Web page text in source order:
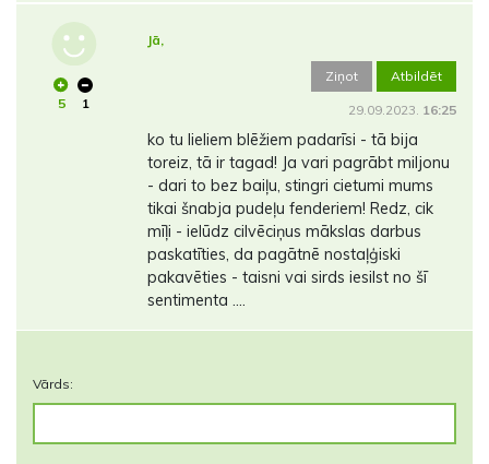
5 1
Jā,
Ziņot Atbildēt
29.09.2023. 16:25
ko tu lieliem blēžiem padarīsi - tā bija
toreiz, tā ir tagad! Ja vari pagrābt miljonu
- dari to bez baiļu, stingri cietumi mums
tikai šnabja pudeļu fenderiem! Redz, cik
mīļi - ielūdz cilvēciņus mākslas darbus
paskatīties, da pagātnē nostaļģiski
pakavēties - taisni vai sirds iesilst no šī
sentimenta ....
Vārds: